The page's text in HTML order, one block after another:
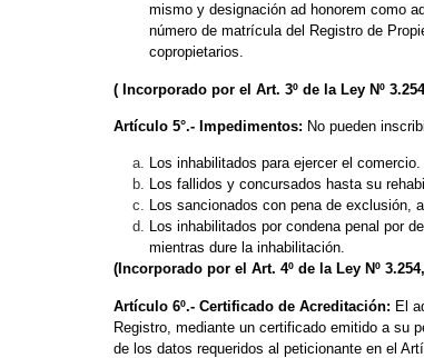
mismo y designación ad honorem como
número de matrícula del Registro de
copropietarios.
( Incorporado por el Art. 3º de la Ley Nº
Artículo 5°.- Impedimentos: No pueden
Los inhabilitados para ejercer el comercio.
Los fallidos y concursados hasta su
Los sancionados con pena de exclusión,
Los inhabilitados por condena penal por
mientras dure la inhabilitación.
(Incorporado por el Art. 4º de la Ley Nº
Artículo 6º.- Certificado de Acreditación: El
Registro, mediante un certificado emitido a su
de los datos requeridos al peticionante en el